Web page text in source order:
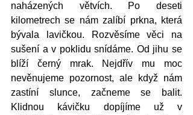
naházených větvích. Po deseti
kilometrech se nám zalíbí prkna, která
bývala lavičkou. Rozvěsíme věci na
sušení a v poklidu snídáme. Od jihu se
blíží černý mrak. Nejdřív mu moc
nevěnujeme pozornost, ale když nám
zastíní slunce, začneme se balit.
Klidnou kávičku dopíjíme už v